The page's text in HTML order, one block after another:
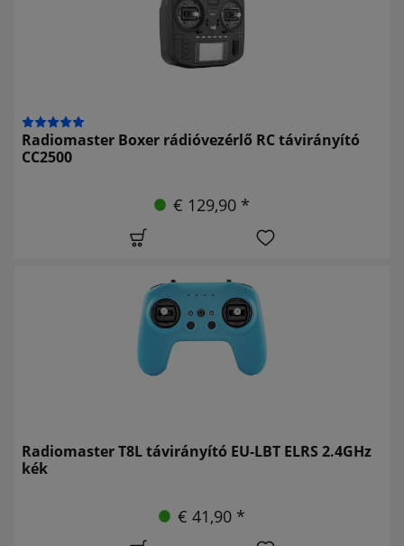
Radiomaster Boxer rádióvezérlő RC távirányító
CC2500
€ 129,90 *
Radiomaster T8L távirányító EU-LBT ELRS 2.4GHz
kék
€ 41,90 *